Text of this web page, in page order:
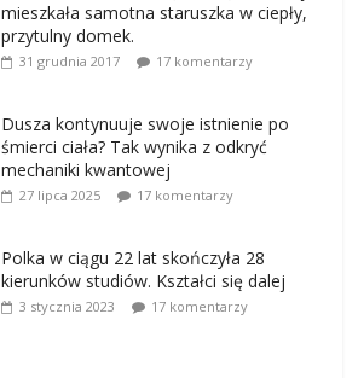
mieszkała samotna staruszka w ciepły,
przytulny domek.
31 grudnia 2017 17 komentarzy
Dusza kontynuuje swoje istnienie po
śmierci ciała? Tak wynika z odkryć
mechaniki kwantowej
27 lipca 2025 17 komentarzy
Polka w ciągu 22 lat skończyła 28
kierunków studiów. Kształci się dalej
3 stycznia 2023 17 komentarzy